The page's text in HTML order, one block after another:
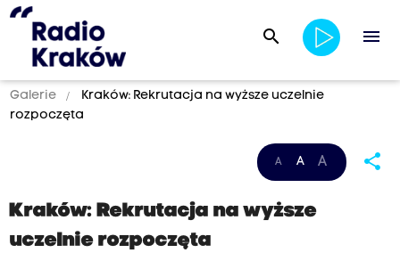
search menu
Galerie
Kraków: Rekrutacja na wyższe uczelnie
rozpoczęta
A A A share
Kraków: Rekrutacja na wyższe
uczelnie rozpoczęta